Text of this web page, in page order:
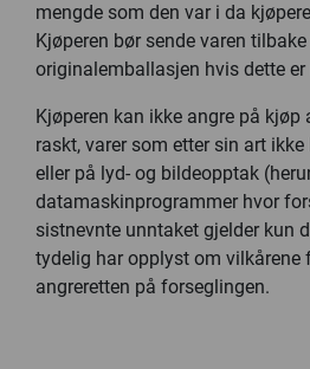
mengde som den var i da
Kjøperen bør sende varen
originalemballasjen hvis dette er
Kjøperen kan ikke angre på
raskt, varer som etter sin art
eller på lyd- og bildeopptak
datamaskinprogrammer hvor
sistnevnte unntaket gjelder kun
tydelig har opplyst om vilkårene
angreretten på forseglingen.